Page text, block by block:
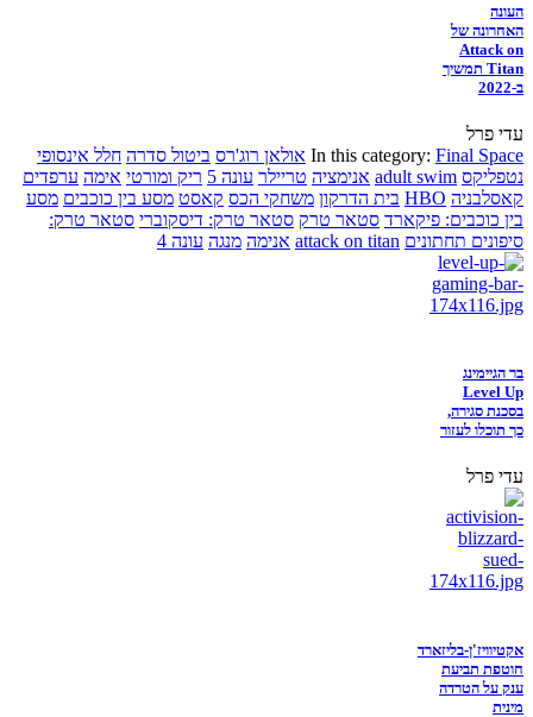
העונה
האחרונה של
Attack on
Titan תמשיך
ב-2022
עדי פרל
In this category: Final Space אולאן רוג'רס ביטול סדרה חלל אינסופי
נטפליקס adult swim אנימציה טריילר עונה 5 ריק ומורטי אימה ערפדים
קאסלבניה HBO בית הדרקון משחקי הכס קאסט מסע בין כוכבים מסע
בין כוכבים: פיקארד סטאר טרק סטאר טרק: דיסקוברי סטאר טרק:
סיפונים תחתונים attack on titan אנימה מנגה עונה 4
בר הגיימינג
Level Up
בסכנת סגירה,
כך תוכלו לעזור
עדי פרל
אקטיוויז'ן-בליזארד
חוטפת תביעת
ענק על הטרדה
מינית